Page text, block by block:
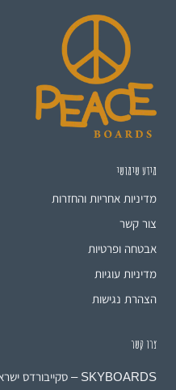
מידע שימושי
מדיניות אחריות והחזרות
צור קשר
אבטחה ופרטיות
מדיניות עוגיות
הצהרת נגישות
צרו קשר
SKYBOARDS – סקייבורדס ישראל